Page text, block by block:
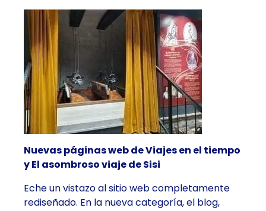
Nuevas páginas web de Viajes en el tiempo
y El asombroso viaje de Sisi
Eche un vistazo al sitio web completamente
rediseñado. En la nueva categoría, el blog,